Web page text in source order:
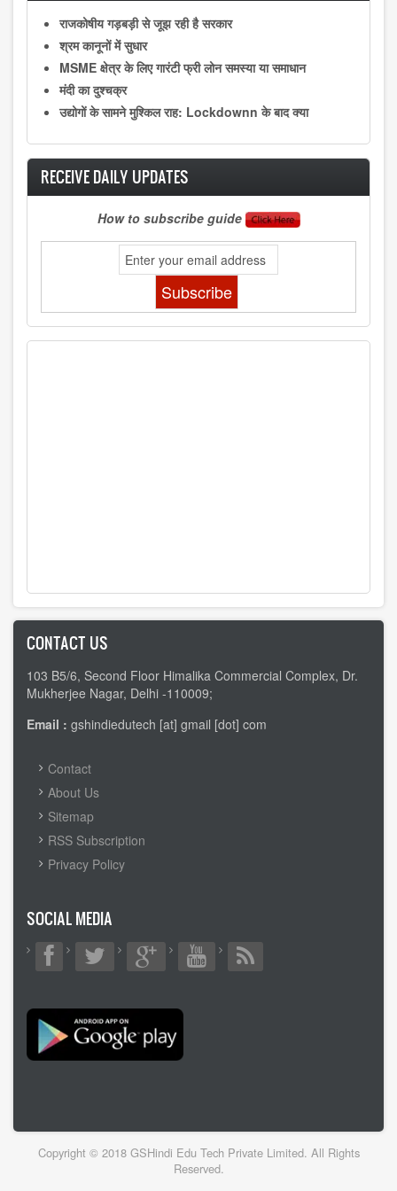
राजकोषीय गड़बड़ी से जूझ रही है सरकार
श्रम कानूनों में सुधार
MSME क्षेत्र के लिए गारंटी फ्री लोन समस्या या समाधान
मंदी का दुश्चक्र
उद्योगों के सामने मुश्किल राह: Lockdownn के बाद क्या
RECEIVE DAILY UPDATES
How to subscribe guide
CONTACT US
103 B5/6, Second Floor Himalika Commercial Complex, Dr.
Mukherjee Nagar, Delhi -110009;
Email : gshindiedutech [at] gmail [dot] com
FOOTER
MENU
Contact
About Us
Sitemap
RSS Subscription
Privacy Policy
SOCIAL MEDIA
Copyright © 2018 GSHindi Edu Tech Private Limited. All Rights
Reserved.